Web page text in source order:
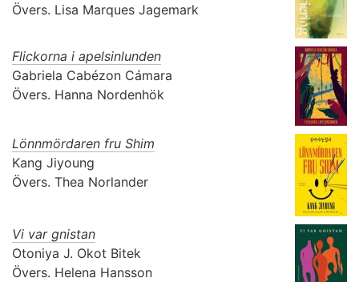
Övers. Lisa Marques Jagemark
Flickorna i apelsinlunden
Gabriela Cabézon Cámara
Övers. Hanna Nordenhök
Lönnmördaren fru Shim
Kang Jiyoung
Övers. Thea Norlander
Vi var gnistan
Otoniya J. Okot Bitek
Övers. Helena Hansson